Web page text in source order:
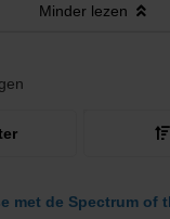
Minderlezen
met de Spectrum of